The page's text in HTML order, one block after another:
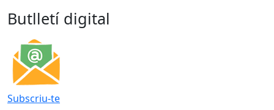
Butlletí digital
Subscriu-te